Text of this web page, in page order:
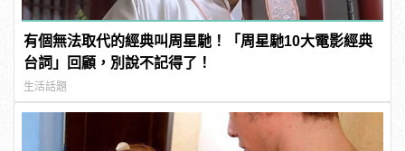
有個無法取代的經典叫周星馳！「周星馳10大電影經典
台詞」回顧，別說不記得了！
生活話題